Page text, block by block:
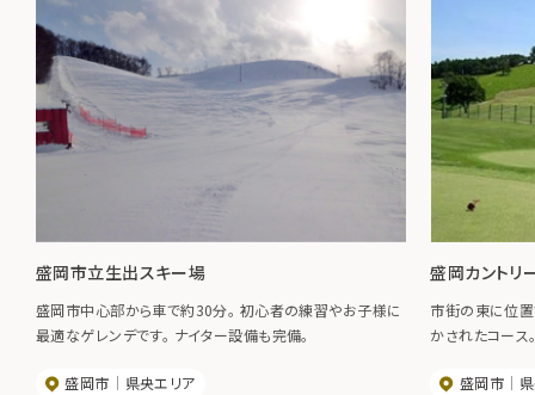
盛岡市立生出スキー場
盛岡市中心部から車で約30分。 初心者の練習やお子様に
最適なゲレンデです。 ナイター設備も完備。
盛岡市 県央エリア
盛岡カントリ
市街の東に位
かされたコース
盛岡市